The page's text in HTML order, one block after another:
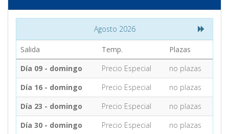
COMPRAR
CONTACTO
MÁS
Agosto 2026
Salida Temp.
Plazas
Día 09 - domingo
Precio Especial
no plazas
Día 16 - domingo
Precio Especial
no plazas
Día 23 - domingo
Precio Especial
no plazas
Día 30 - domingo
Precio Especial no plazas